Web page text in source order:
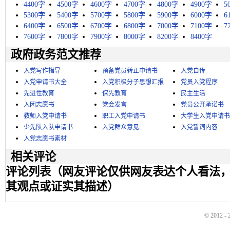
4400字
4500字 4600字 4700字 4800字 4900字
5300字
5400字 5700字 5800字 5900字 6000字
6400字
6500字 6700字 6800字 7000字 7100字
7600字
7800字 7900字 8000字 8200字 8400字
政府政务范文推荐
入党写作指导 预备党员转正申请书
入党自传
入党申请书大全
入党积极分子思想汇报
党员入党程序
先进性教育
保先教育
民主生活
入团志愿书
党会发言
党员公开承诺书
教师入党申请书
职工入党申请书
大学生入党申请书
少先队入队申请书
入党群众意见
入党誓词内容
入党志愿书素材
相关评论
评论列表（网友评论仅供网友表达个人看法
其观点或证实其描述）
© 2012 -